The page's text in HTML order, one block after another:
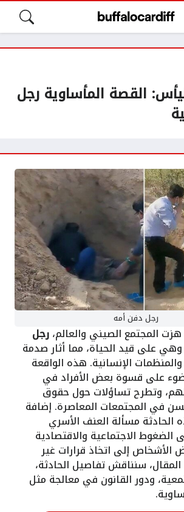
القصة المأساوية رجل
رجل دفن أمه
المجتمع الصيني والعالم،رجل
وهي على قيد الحياة، مما أثار صدمة
والمنظمات الإنسانية. هذه الواقعة
على قسوة بعض الأفراد في
وتطرح تساؤلات حول حقوق
في المجتمعات المعاصرة. إضافة
الحادثة مسألة العنف الأسري
الاجتماعية والاقتصادية
الأشخاص إلى اتخاذ قرارات غير
سنناقش تفاصيل الحادثة،
ودور القانون في معالجة مثل